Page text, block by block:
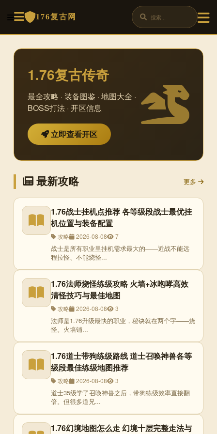
176复古网
1.76复古传奇
最全攻略 · 装备图鉴 · 地图大全 ·
BOSS打法 · 开区信息
立即查看开区
最新攻略 更多
1.76战士挂机点推荐 各等级段战士最优挂
机位置与装备配置
攻略 2026-08-08 7
战士是所有职业里挂机需求最大的——近战不能远
程拉怪、不能烧怪...
1.76法师烧怪练级攻略 火墙+冰咆哮高效
清怪技巧与最佳地图
攻略 2026-08-08 3
法师是1.76升级最快的职业，秘诀就在两个字——烧
怪。火墙铺...
1.76道士带狗练级路线 道士召唤神兽各等
级段最佳练级地图推荐
攻略 2026-08-08 3
道士35级学了召唤神兽之后，带狗练级效率直接翻
倍。但很多道兄...
1.76幻境地图怎么走 幻境十层完整走法与